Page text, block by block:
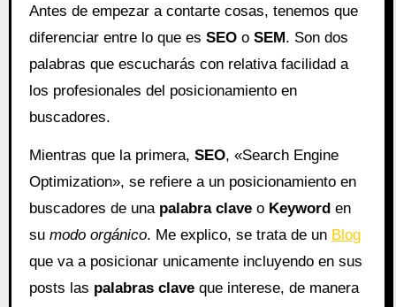
Antes de empezar a contarte cosas, tenemos que
diferenciar entre lo que es SEOo SEM . Son dos
palabras que escucharás con relativa facilidad a
los profesionales del posicionamiento en
buscadores.
Mientras que la primera, SEO, «Search Engine
Optimization», se refiere a un posicionamiento en
buscadores de una palabra claveo Keyworden
su modo orgánico. Me explico, se trata de un Blog
que va a posicionar unicamente incluyendo en sus
posts las palabras claveque interese, de manera